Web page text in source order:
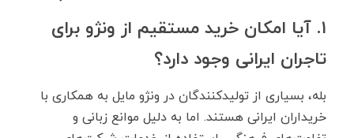
۱. آیا امکان خرید مستقیم از ونژو برای
تاجران ایرانی وجود دارد؟
بله، بسیاری از تولیدکنندگان در ونژو مایل به همکاری با
خریداران ایرانی هستند. اما به دلیل موانع زبانی و